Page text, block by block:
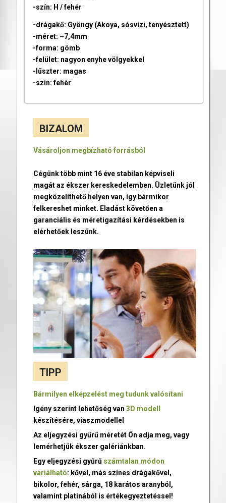
-szín: H / fehér
-drágakő: Gyöngy (Akoya, sósvízi, tenyésztett)
-méret: ~7,4mm
-forma: gömb
-felület: nagyon enyhe völgyekkel
-lüszter: magas
-szín: fehér
BIZALOM
Vásároljon megbízható forrásból
Cégünk több mint 16 éve stabilan képviseli
magát az ékszer kereskedelemben. Üzletünk jól
megközelíthető helyen van, így bármikor
felkereshet minket. Eladást követően a
garanciális és méretigazítási kérdésekben is
elérhetőek leszünk.
TIPP
Bármilyen elképzelést meg tudunk valósítani
Igény szerint lehetőség van 3D modell
készítésére, viaszmodellel
Az eljegyzési gyűrű méretét Ön adja meg, vagy
lemérhetjük ékszer galériánkban.
Egy eljegyzési gyűrű számtalan módon
variálható: kővel, más színes drágakővel,
bikolor, fehér, sárga, 18 karátos aranyból,
valamint platinából is értékegyeztetéssel!